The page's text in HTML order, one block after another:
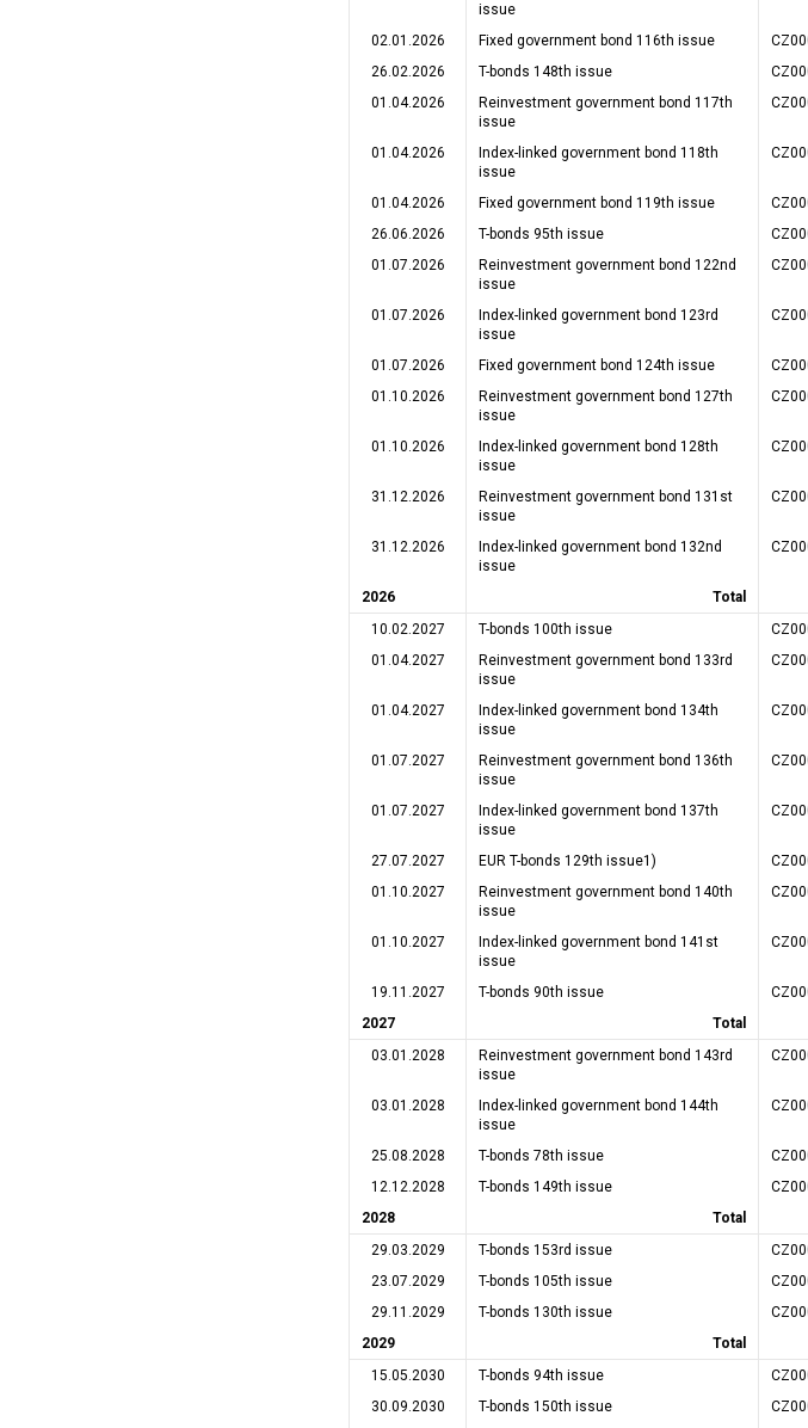
issue
02.01.2026 Fixed government bond 116th issue
26.02.2026
T-bonds 148th issue
01.04.2026
Reinvestment government bond 117th
issue
01.04.2026
Index-linked government bond 118th
issue
01.04.2026 Fixed government bond 119th issue
26.06.2026
T-bonds 95th issue
01.07.2026
Reinvestment government bond 122nd
issue
01.07.2026
Index-linked government bond 123rd
issue
01.07.2026 Fixed government bond 124th issue
01.10.2026
Reinvestment government bond 127th
issue
01.10.2026
Index-linked government bond 128th
issue
31.12.2026
Reinvestment government bond 131st
issue
31.12.2026
Index-linked government bond 132nd
issue
2026 Total
10.02.2027
T-bonds 100th issue
01.04.2027
Reinvestment government bond 133rd
issue
01.04.2027
Index-linked government bond 134th
issue
01.07.2027
Reinvestment government bond 136th
issue
01.07.2027
Index-linked government bond 137th
issue
27.07.2027 EUR T-bonds 129th issue1)
01.10.2027
Reinvestment government bond 140th
issue
01.10.2027
Index-linked government bond 141st
issue
19.11.2027 T-bonds 90th issue
2027
Total
03.01.2028
Reinvestment government bond 143rd
issue
03.01.2028
Index-linked government bond 144th
issue
25.08.2028 T-bonds 78th issue
12.12.2028
T-bonds 149th issue
2028
Total
29.03.2029
T-bonds 153rd issue
23.07.2029
T-bonds 105th issue
29.11.2029
T-bonds 130th issue
2029
Total
15.05.2030
T-bonds 94th issue
30.09.2030
T-bonds 150th issue